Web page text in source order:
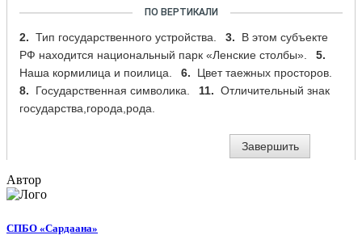
Автор
СПБО «Сардаана»